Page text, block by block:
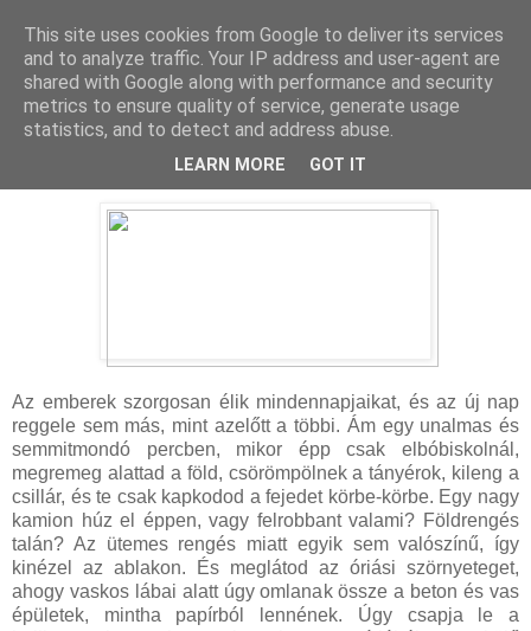
2023. október 6., péntek
Óriás Szörnyes Filmek - A legjobbak
Az emberek szorgosan élik mindennapjaikat, és az új nap
reggele sem más, mint azelőtt a többi. Ám egy unalmas és
semmitmondó percben, mikor épp csak elbóbiskolnál,
megremeg alattad a föld, csörömpölnek a tányérok, kileng a
csillár, és te csak kapkodod a fejedet körbe-körbe. Egy nagy
kamion húz el éppen, vagy felrobbant valami? Földrengés
talán? Az ütemes rengés miatt egyik sem valószínű, így
kinézel az ablakon. És meglátod az óriási szörnyeteget,
ahogy vaskos lábai alatt úgy omlanak össze a beton és vas
épületek, mintha papírból lennének. Úgy csapja le a
This site uses cookies from Google to deliver its services
and to analyze traffic. Your IP address and user-agent are
shared with Google along with performance and security
metrics to ensure quality of service, generate usage
statistics, and to detect and address abuse.
LEARN MORE GOT IT